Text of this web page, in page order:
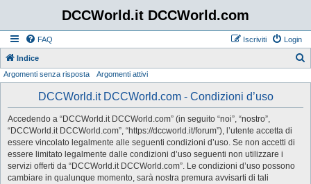
DCCWorld.it DCCWorld.com
FAQ Login
Iscriviti
Indice
Argomenti senza risposta Argomenti attivi
DCCWorld.it DCCWorld.com - Condizioni d’uso
Accedendo a “DCCWorld.it DCCWorld.com” (in seguito “noi”, “nostro”,
“DCCWorld.it DCCWorld.com”, “https://dccworld.it/forum”), l’utente accetta di
essere vincolato legalmente alle seguenti condizioni d’uso. Se non accetti di
essere limitato legalmente dalle condizioni d’uso seguenti non utilizzare i
servizi offerti da “DCCWorld.it DCCWorld.com”. Le condizioni d’uso possono
cambiare in qualunque momento, sarà nostra premura avvisarti di tali